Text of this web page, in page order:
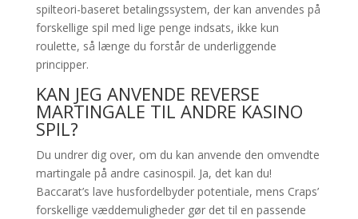
spilteori-baseret betalingssystem, der kan anvendes på
forskellige spil med lige penge indsats, ikke kun
roulette, så længe du forstår de underliggende
principper.
KAN JEG ANVENDE REVERSE
MARTINGALE TIL ANDRE KASINO
SPIL?
Du undrer dig over, om du kan anvende den omvendte
martingale på andre casinospil. Ja, det kan du!
Baccarat’s lave husfordelbyder potentiale, mens Craps’
forskellige væddemuligheder gør det til en passende